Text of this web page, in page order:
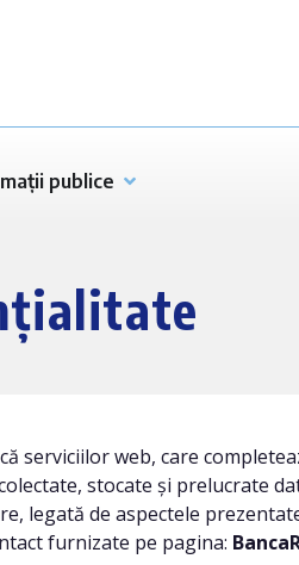
publice
serviciilor web, care
stocate și prelucrate
legată de aspectele
furnizate pe pagina: